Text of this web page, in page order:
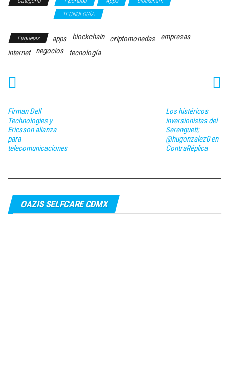
TECNOLOGÍA
Etiquetas apps blockchain criptomonedas
empresas
internet
negocios tecnología
Firman Dell
Technologies y
Ericsson alianza
para
telecomunicaciones
Los histéricos
inversionistas del
Serengueti;
@hugonzalez0 en
ContraRéplica
OAZIS SELFCARE CDMX